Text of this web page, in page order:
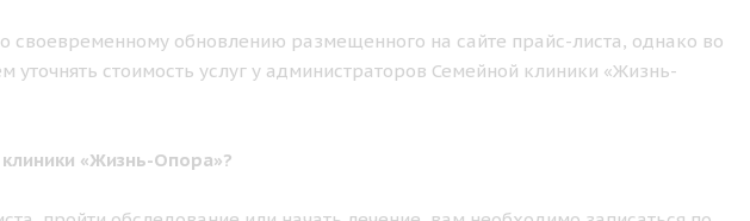
обновлению размещенного на сайте прайс-листа, однако во
стоимость услуг у администраторов Семейной клиники «Жизнь-
«Жизнь-Опора»?